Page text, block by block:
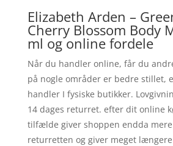
Elizabeth Arden –
Cherry Blossom Body
ml og online fordele
Når du handler online, får du
på nogle områder er bedre stillet,
handler I fysiske butikker.
14 dages returret. efter dit online
tilfælde giver shoppen endda
returretten og giver meget